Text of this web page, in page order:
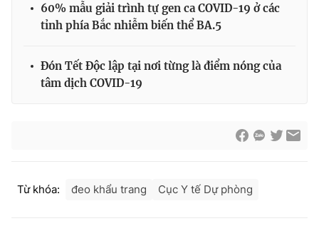
60% mẫu giải trình tự gen ca COVID-19 ở các
tỉnh phía Bắc nhiễm biến thể BA.5
Đón Tết Độc lập tại nơi từng là điểm nóng của
tâm dịch COVID-19
Từ khóa: đeo khẩu trang Cục Y tế Dự phòng